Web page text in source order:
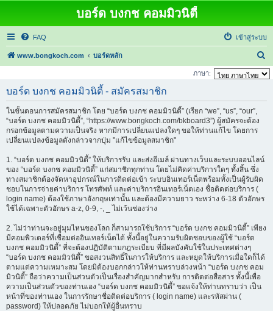
บอร์ด บงกช คอมมิวนิตี้
FAQ เข้าสู่ระบบ
www.bongkoch.com บอร์ดหลัก
น
ภาษา:
บอร์ด บงกช คอมมิวนิตี้ - สมัครสมาชิก
ในขั้นตอนการสมัครสมาชิก โดย “บอร์ด บงกช คอมมิวนิตี้” (เรียก “we”, “us”, “our”,
“บอร์ด บงกช คอมมิวนิตี้”, “https://www.bongkoch.com/bkboard3”) ผู้สมัครจะต้อง
กรอกข้อมูลตามความเป็นจริง หากมีการเปลี่ยนแปลงใดๆ ขอให้ท่านแก้ไข โดยการ
เปลี่ยนแปลงข้อมูลดังกล่าวจากปุ่ม "แก้ไขข้อมูลสมาชิก"
1. “บอร์ด บงกช คอมมิวนิตี้” ให้บริการรับ และส่งอีเมล์ ผ่านทางเว็บและระบบออนไลน์
ของ “บอร์ด บงกช คอมมิวนิตี้” แก่สมาชิกทุกท่าน โดยไม่คิดค่าบริการใดๆ ทั้งสิ้น ซึ่ง
ทางสมาชิกต้องจัดหาอุปกรณ์ในการติดต่อเข้า ระบบอินเทอร์เน็ตพร้อมทั้งเป็นผู้รับผิด
ชอบในการจ่ายค่าบริการ โทรศัพท์ และค่าบริการอินเทอร์เน็ตเอง ชื่อติดต่อบริการ (
login name) ต้องใช้ภาษาอังกฤษเท่านั้น และต้องมีความยาว ระหว่าง 6-18 ตัวอักษร
ใช้ได้เฉพาะตัวอักษร a-z, 0-9, -, _ ไม่เว้นช่องว่าง
2. ไม่ว่าท่านจะอยู่มุมไหนของโลก ก็สามารถใช้บริการ “บอร์ด บงกช คอมมิวนิตี้” เพียง
มีคอมพิวเตอร์ที่เชื่อมต่ออินเทอร์เน็ตได้ ทั้งนี้อยู่ในความรับผิดชอบของผู้ใช้ “บอร์ด
บงกช คอมมิวนิตี้” ที่จะต้องปฏิบัติตามกฎระเบียบ ที่มีผลบังคับใช้ในประเทศต่างๆ
“บอร์ด บงกช คอมมิวนิตี้” ขอสงวนสิทธิ์ในการให้บริการ และหยุดให้บริการเมื่อใดก็ได้
ตามแต่ความเหมาะสม โดยมิต้องบอกกล่าวให้ท่านทราบล่วงหน้า “บอร์ด บงกช คอม
มิวนิตี้” ถือว่าความเป็นส่วนตัวเป็นเรื่องสำคัญมากสำหรับ การติดต่อสื่อสาร ทั้งนี้เพื่อ
ความเป็นส่วนตัวของท่านเอง “บอร์ด บงกช คอมมิวนิตี้” ขอแจ้งให้ท่านทราบว่า เป็น
หน้าที่ของท่านเอง ในการรักษาชื่อติดต่อบริการ ( login name) และรหัสผ่าน (
password) ให้ปลอดภัย ไม่บอกให้ผู้อื่นทราบ